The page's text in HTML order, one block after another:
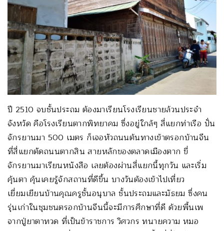
ปี 2510 จบชั้นประถม ต้องมาเรียนโรงเรียนชายล้วนประจำ
จังหวัด คือโรงเรียนตากพิทยาคม ซึ่งอยู่ใกล้ๆ สี่แยกท่าเรือ ปั่น
จักรยานมา 500 เมตร ก็เจอหัวถนนต้นทางเข้าตรอกบ้านจีน
ที่สี่แยกตัดถนนตากสิน สายหลักของตลาดเมืองตาก ขี่
จักรยานมาเรียนหนังสือ เลยต้องผ่านสี่แยกนี้ทุกวัน และเริ่ม
คุ้นตา คุ้นเคยรู้จักสถานที่ดีขึ้น บางวันต้องเข้าไปเที่ยว
เยี่ยมเยียนบ้านคุณครูชั้นอนุบาล ชั้นประถมและมัธยม ซึ่งคน
รุ่นเก่าในชุมชนตรอกบ้านจีนนี้จะมีการศึกษาที่ดี ด้วยพื้นเพ
จากปู่ยาตาทวด ที่เป็นข้าราชการ วิศวกร ทนายความ หมอ